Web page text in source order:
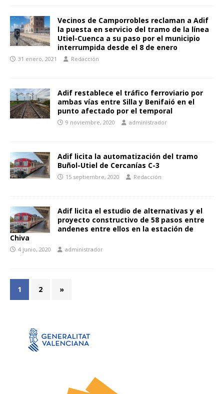
Vecinos de Camporrobles reclaman a Adif
la puesta en servicio del tramo de la línea
Utiel-Cuenca a su paso por el municipio
interrumpida desde el 8 de enero
31 enero, 2021 Redacción
Adif restablece el tráfico ferroviario por
ambas vías entre Silla y Benifaió en el
punto afectado por el temporal
9 noviembre, 2020 administrador
Adif licita la automatización del tramo
Buñol-Utiel de Cercanías C-3
15 septiembre, 2020 Redacción
Adif licita el estudio de alternativas y el
proyecto constructivo de 58 pasos entre
andenes entre ellos en la estación de
Chiva
4 junio, 2020 administrador
1 2 »